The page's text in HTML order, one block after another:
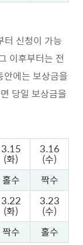
신청이 가능
이후부터는 전
에는 보상금을
당일 보상금을
3.15
(화)
3.16
(수)
홀수
짝수
3.22
(화)
3.23
(수)
짝수 홀수